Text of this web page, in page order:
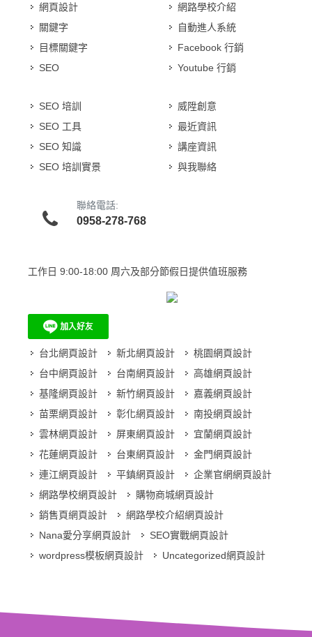
網頁設計
關鍵字
目標關鍵字
SEO
網路學校介紹
自動進人系統
Facebook 行銷
Youtube 行銷
SEO 培訓
SEO 工具
SEO 知識
SEO 培訓實景
威陞創意
最近資訊
講座資訊
與我聯絡
聯絡電話:
0958-278-768
工作日 9:00-18:00 周六及部分節假日提供值班服務
台北網頁設計 新北網頁設計
桃園網頁設計
台中網頁設計
台南網頁設計
高雄網頁設計
基隆網頁設計
新竹網頁設計
嘉義網頁設計
苗栗網頁設計
彰化網頁設計
南投網頁設計
雲林網頁設計
屏東網頁設計
宜蘭網頁設計
花蓮網頁設計
台東網頁設計
金門網頁設計
連江網頁設計
平鎮網頁設計
企業官網網頁設計
網路學校網頁設計
購物商城網頁設計
銷售頁網頁設計
網路學校介紹網頁設計
Nana愛分享網頁設計
SEO實戰網頁設計
wordpress模板網頁設計
Uncategorized網頁設計